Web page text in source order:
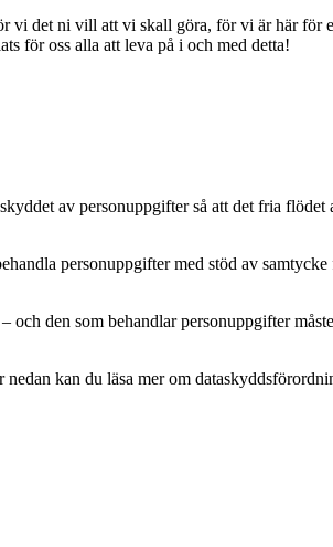
vi det ni vill att vi skall göra, för vi är här
för oss alla att leva på i och med detta!
av personuppgifter så att det fria
personuppgifter med stöd av
den som behandlar personuppgifter
kan du läsa mer om